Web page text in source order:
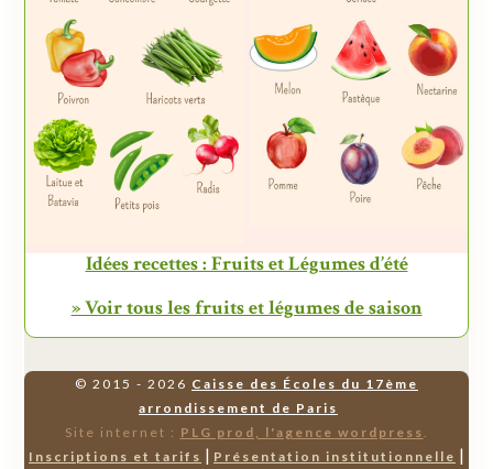
Idées recettes : Fruits et Légumes d’été
» Voir tous les fruits et légumes de saison
© 2015 - 2026 Caisse des Écoles du 17ème
arrondissement de Paris
Site internet : PLG prod, l'agence wordpress.
Inscriptions et tarifs | Présentation institutionnelle |